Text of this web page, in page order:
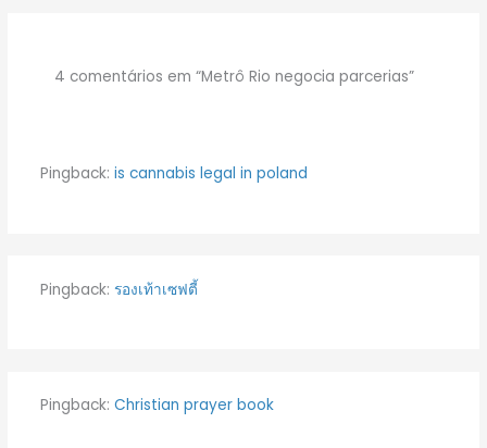
4 comentários em “Metrô Rio negocia parcerias”
Pingback: is cannabis legal in poland
Pingback: รองเท้าเซฟตี้
Pingback: Christian prayer book